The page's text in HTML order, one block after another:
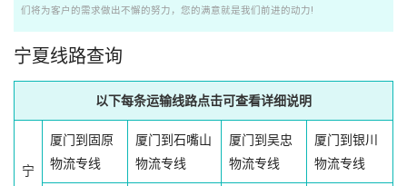
们将为客户的需求做出不懈的努力，您的满意就是我们前进的动力!
宁夏线路查询
以下每条运输线路点击可查看详细说明
宁
厦门到固原
物流专线
厦门到石嘴山
物流专线
厦门到吴忠
物流专线
厦门到银川
物流专线